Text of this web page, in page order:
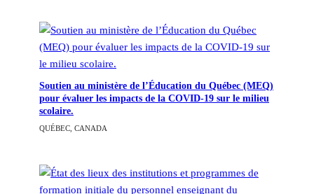
Soutien au ministère de l’Éducation du Québec (MEQ)
pour évaluer les impacts de la COVID-19 sur le milieu
scolaire.
QUÉBEC, CANADA